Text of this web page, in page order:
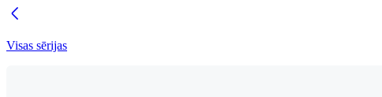
Visas sērijas